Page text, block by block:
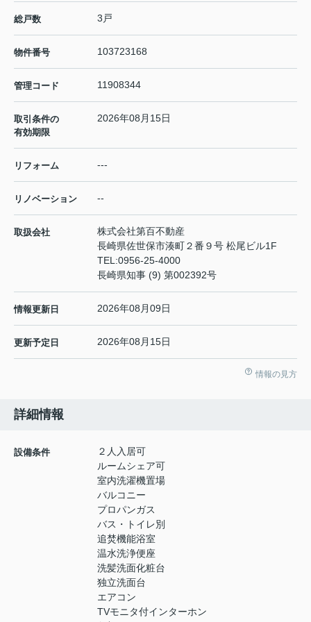
総戸数 3戸
物件番号 103723168
管理コード 11908344
取引条件の
有効期限
2026年08月15日
リフォーム ---
リノベーション --
取扱会社
株式会社第百不動産
長崎県佐世保市湊町２番９号 松尾ビル1F
TEL:0956-25-4000
長崎県知事 (9) 第002392号
情報更新日 2026年08月09日
更新予定日 2026年08月15日
情報の見方
詳細情報
設備条件
２人入居可
ルームシェア可
室内洗濯機置場
バルコニー
プロパンガス
バス・トイレ別
追焚機能浴室
温水洗浄便座
洗髪洗面化粧台
独立洗面台
エアコン
TVモニタ付インターホン